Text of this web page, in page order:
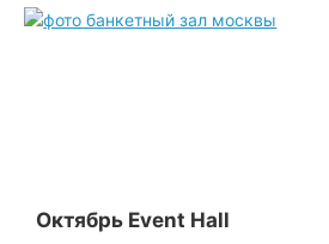
Октябрь Event Hall